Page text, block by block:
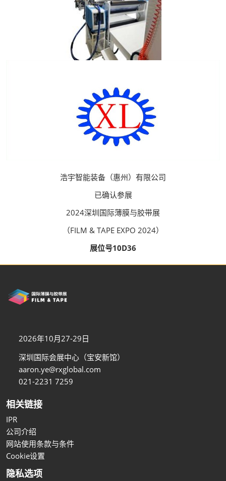
浩宇智能装备（惠州）有限公司
已确认参展
2024深圳国际薄膜与胶带展
（FILM & TAPE EXPO 2024）
展位号10D36
2026年10月27-29日
深圳国际会展中心（宝安新馆）
aaron.ye@rxglobal.com
021-2231 7259
相关链接
IPR
公司介绍
网站使用条款与条件
Cookie设置
隐私选项